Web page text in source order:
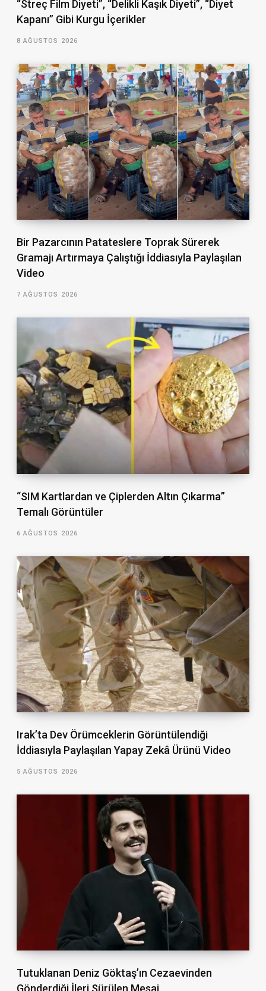
“Streç Film Diyeti”, “Delikli Kaşık Diyeti”, “Diyet
Kapanı” Gibi Kurgu İçerikler
8 AĞUSTOS 2026
Bir Pazarcının Patateslere Toprak Sürerek
Gramajı Artırmaya Çalıştığı İddiasıyla Paylaşılan
Video
7 AĞUSTOS 2026
“SIM Kartlardan ve Çiplerden Altın Çıkarma”
Temalı Görüntüler
6 AĞUSTOS 2026
Irak’ta Dev Örümceklerin Görüntülendiği
İddiasıyla Paylaşılan Yapay Zekâ Ürünü Video
5 AĞUSTOS 2026
Tutuklanan Deniz Göktaş’ın Cezaevinden
Gönderdiği İleri Sürülen Mesaj